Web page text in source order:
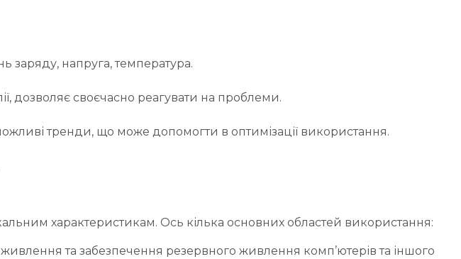
заряду, напруга, температура.
дозволяє своєчасно реагувати на проблеми.
тренди, що може допомогти в оптимізації використання.
характеристикам. Ось кілька основних областей використання:
та забезпечення резервного живлення комп’ютерів та іншого